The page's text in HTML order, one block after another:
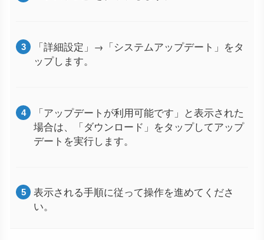
「詳細設定」→「システムアップデート」をタ
ップします。
「アップデートが利用可能です」と表示された
場合は、「ダウンロード」をタップしてアップ
デートを実行します。
表示される手順に従って操作を進めてくださ
い。